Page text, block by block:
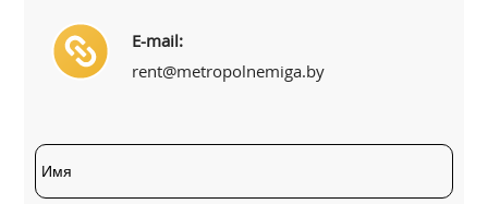
E-mail:
rent@metropolnemiga.by